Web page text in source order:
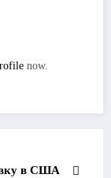
now.
в США